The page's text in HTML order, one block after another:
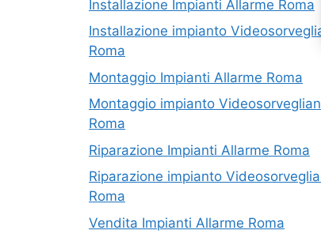
Installazione Impianti Allarme Roma
Installazione impianto
Roma
Montaggio Impianti Allarme Roma
Montaggio impianto
Roma
Riparazione Impianti Allarme Roma
Riparazione impianto
Roma
Vendita Impianti Allarme Roma